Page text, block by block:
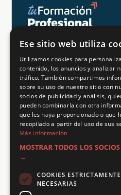
C/ Alameda Principal
Aviso
Ese sitio web utiliza
Utilizamos cookies para
contenido, los anuncios y analizar
tráfico. También compartimos
sobre su uso de nuestro sitio con
socios de publicidad y análisis,
pueden combinarla con otra
que les haya proporcionado o que
recopilado a partir del uso de sus
Más información
MOSTRAR TODOS LOS SOCIOS
→
COOKIES ESTRICTAMENTE
NECESARIAS